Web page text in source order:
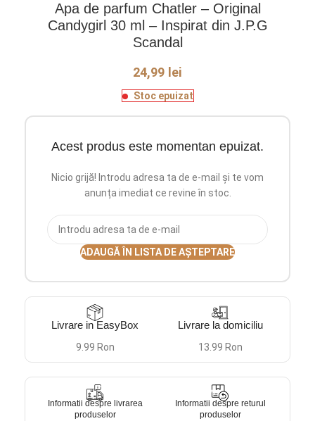
Apa de parfum Chatler – Original
Candygirl 30 ml – Inspirat din J.P.G
Scandal
24,99 lei
Stoc epuizat
Acest produs este momentan epuizat.
Nicio grijă! Introdu adresa ta de e-mail și te vom
anunța imediat ce revine în stoc.
ADAUGĂ ÎN LISTA DE AȘTEPTARE
Livrare in EasyBox
9.99 Ron
Livrare la domiciliu
13.99 Ron
Informatii despre livrarea
produselor
Informatii despre returul
produselor